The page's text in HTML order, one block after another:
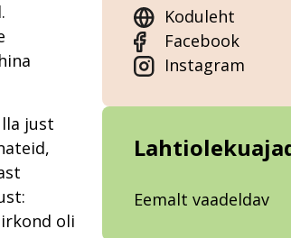
just
oli
Koduleht
Facebook
Instagram
Eemalt vaadeldav